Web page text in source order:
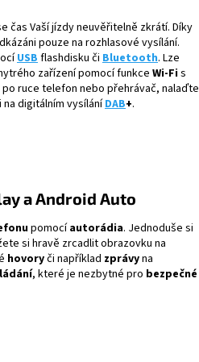
čas Vaší jízdy neuvěřitelně zkrátí. Díky
pouze na rozhlasové vysílání.
USB flashdisku či Bluetooth. Lze
zařízení pomocí funkceWi-Fis
ruce telefon nebo přehrávač, nalaďte
digitálním vysíláníDAB+.
a Android Auto
pomocíautorádia. Jednoduše si
si hravě zrcadlit obrazovku na
hovoryči například zprávyna
, které je nezbytné pro bezpečné